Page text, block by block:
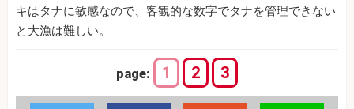
キはタナに敏感なので、客観的な数字でタナを管理できない
と大漁は難しい。
page: 1 2 3